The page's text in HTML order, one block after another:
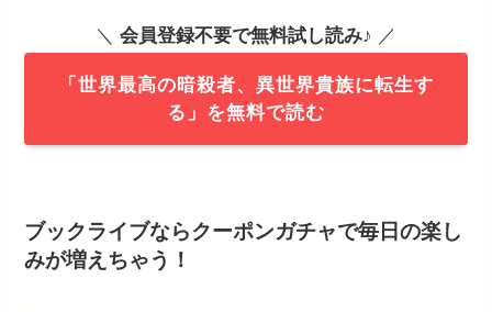
＼ 会員登録不要で無料試し読み♪ ／
「世界最高の暗殺者、異世界貴族に転生す
る」を無料で読む
ブックライブならクーポンガチャで毎日の楽し
みが増えちゃう！